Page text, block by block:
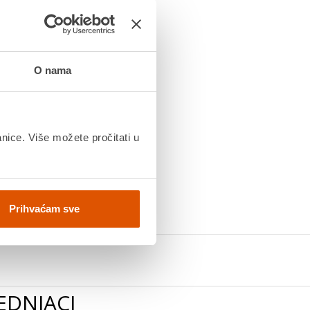
O nama
Više možete pročitati u
Prihvaćam sve